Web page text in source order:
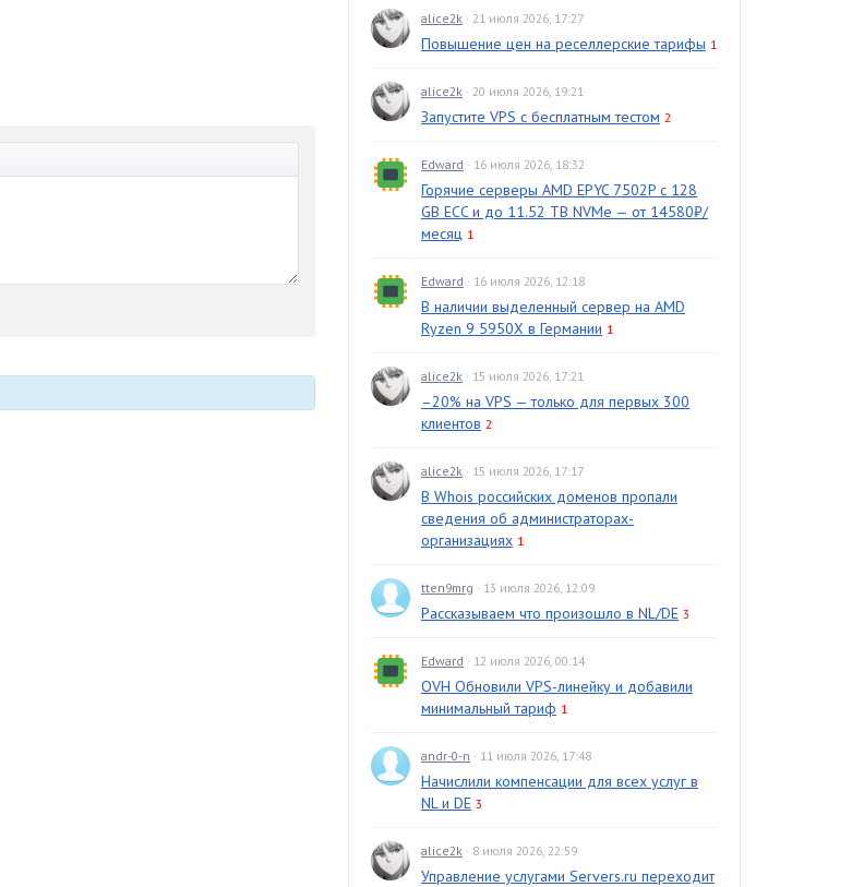
alice2k · 21 июля 2026, 17:27
Повышение цен на реселлерские тарифы 1
alice2k · 20 июля 2026, 19:21
Запустите VPS с бесплатным тестом 2
Edward · 16 июля 2026, 18:32
Горячие серверы AMD EPYC 7502P с 128
GB ECC и до 11.52 TB NVMe — от 14580₽/
месяц 1
Edward · 16 июля 2026, 12:18
В наличии выделенный сервер на AMD
Ryzen 9 5950X в Германии 1
alice2k · 15 июля 2026, 17:21
–20% на VPS — только для первых 300
клиентов 2
alice2k · 15 июля 2026, 17:17
В Whois российских доменов пропали
сведения об администраторах-
организациях 1
tten9mrg · 13 июля 2026, 12:09
Рассказываем что произошло в NL/DE 3
Edward · 12 июля 2026, 00:14
OVH Обновили VPS-линейку и добавили
минимальный тариф 1
andr-0-n · 11 июля 2026, 17:48
Начислили компенсации для всех услуг в
NL и DE 3
alice2k · 8 июля 2026, 22:59
Управление услугами Servers.ru переходит